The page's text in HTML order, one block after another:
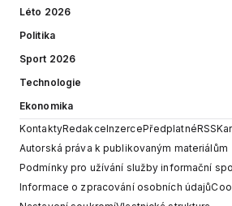
Léto 2026
Politika
Sport 2026
Technologie
Ekonomika
KontaktyRedakceInzercePředplatnéRSS
Autorská práva k publikovaným materiálům
Podmínky pro užívání služby informační
Informace o zpracování osobních údajů